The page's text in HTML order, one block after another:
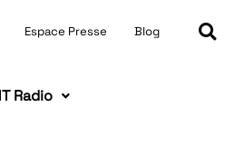
Espace Presse Blog
Radio